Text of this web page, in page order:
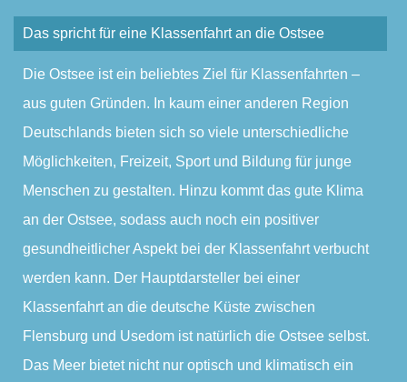
Das spricht für eine Klassenfahrt an die Ostsee
Die Ostsee ist ein beliebtes Ziel für Klassenfahrten –
aus guten Gründen. In kaum einer anderen Region
Deutschlands bieten sich so viele unterschiedliche
Möglichkeiten, Freizeit, Sport und Bildung für junge
Menschen zu gestalten. Hinzu kommt das gute Klima
an der Ostsee, sodass auch noch ein positiver
gesundheitlicher Aspekt bei der Klassenfahrt verbucht
werden kann. Der Hauptdarsteller bei einer
Klassenfahrt an die deutsche Küste zwischen
Flensburg und Usedom ist natürlich die Ostsee selbst.
Das Meer bietet nicht nur optisch und klimatisch ein